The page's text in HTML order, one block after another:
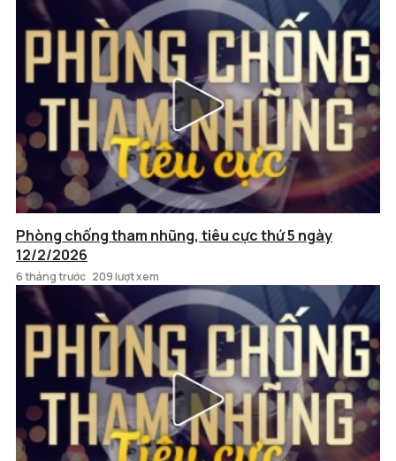
Phòng chống tham nhũng, tiêu cực thứ 5 ngày
12/2/2026
6 tháng trước 209 lượt xem